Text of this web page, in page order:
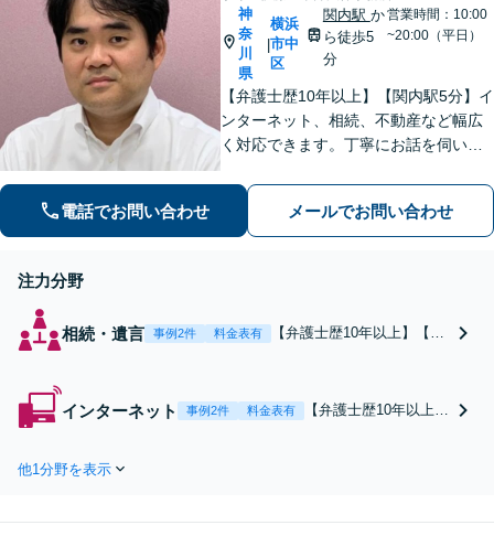
【横浜駅徒歩5分】
神
奈
川
県
|
横浜
市中
区
関内駅 か
ら徒歩5
分
営業時間：10:00
~20:00（平日）
【弁護士歴10年以上】【関内駅5分】イ
ンターネット、相続、不動産など幅広
く対応できます。丁寧にお話を伺い、
す。小さなお悩みでも構いませんの
で、お気軽にご相談ください【土日も
対応可能】
電話でお問い合わせ メールでお問い合わせ
注力分野
相続・遺言 事例2件 料金表有
【弁護士歴10年以上】【関
ど、煩雑な手続きも一任く
ださい。遺言書作成や遺留
インターネット 事例2件 料金表有
【弁護士歴10年以上】
の削除お任せくださ
他1分野を表示